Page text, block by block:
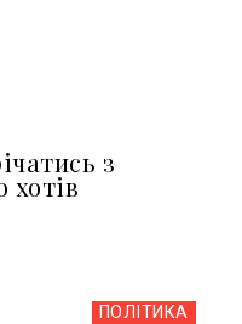
з
хотів
ПОЛІТИКА